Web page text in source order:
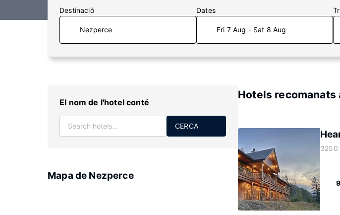
Destinació Dates
Fri 7 Aug - Sat 8 Aug
El nom de l'hotel conté
CERCA
Mapa de Nezperce
Hotels recomanats
3250